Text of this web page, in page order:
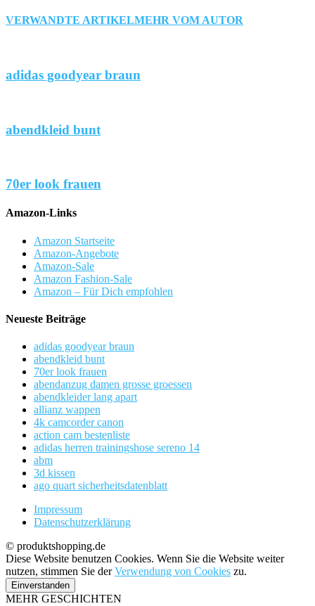
VERWANDTE ARTIKELMEHR VOM AUTOR
adidas goodyear braun
abendkleid bunt
70er look frauen
Amazon-Links
Amazon Startseite
Amazon-Angebote
Amazon-Sale
Amazon Fashion-Sale
Amazon – Für Dich empfohlen
Neueste Beiträge
adidas goodyear braun
abendkleid bunt
70er look frauen
abendanzug damen grosse groessen
abendkleider lang apart
allianz wappen
4k camcorder canon
action cam bestenliste
adidas herren trainingshose sereno 14
abm
3d kissen
ago quart sicherheitsdatenblatt
Impressum
Datenschutzerklärung
© produktshopping.de
Diese Website benutzen Cookies. Wenn Sie die Website weiter
nutzen, stimmen Sie derVerwendung von Cookies zu.
Einverstanden
MEHR GESCHICHTEN